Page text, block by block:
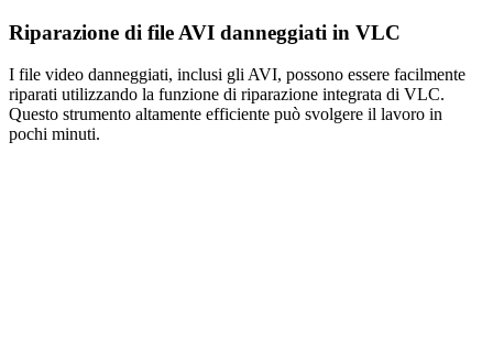
Riparazione di file AVI danneggiati in VLC
I file video danneggiati, inclusi gli AVI, possono essere facilmente
riparati utilizzando la funzione di riparazione integrata di VLC.
Questo strumento altamente efficiente può svolgere il lavoro in
pochi minuti.